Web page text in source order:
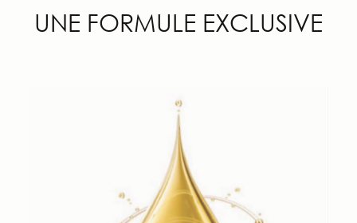
UNE FORMULE EXCLUSIVE